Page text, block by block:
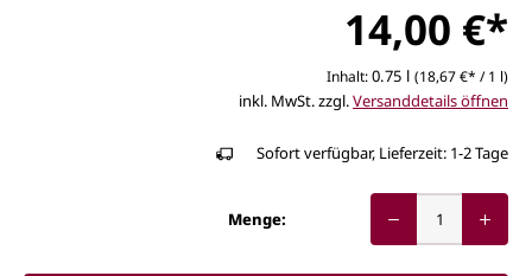
14,00 €*
Inhalt:0.75 l (18,67 €* / 1 l)
inkl. MwSt. zzgl.Versanddetails öffnen
Sofort verfügbar, Lieferzeit: 1-2 Tage
Menge: